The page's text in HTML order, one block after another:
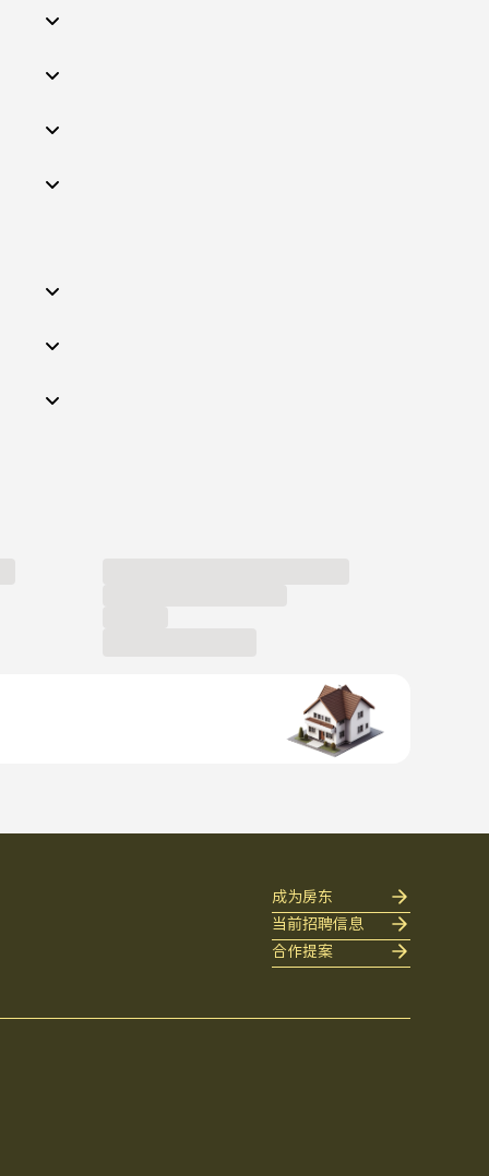
成为房东
当前招聘信息
合作提案